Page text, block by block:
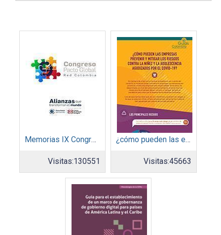
Memorias IX Congreso Pacto Global 2019
Visitas:130551
¿cómo pueden las empresas prevenir y mitigar los riesgos contra la niñez y la adolescencia agudizados por el COVID-19?La iniciativa multiactor Guías Colombia en Empresas, Derechos Humanos y Derecho In
Visitas:45663